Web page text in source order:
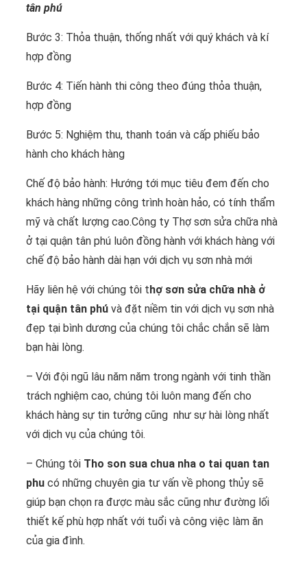
tân phú
Bước 3: Thỏa thuận, thống nhất với quý khách và kí
hợp đồng
Bước 4: Tiến hành thi công theo đúng thỏa thuận,
hợp đồng
Bước 5: Nghiệm thu, thanh toán và cấp phiếu bảo
hành cho khách hàng
Chế độ bảo hành: Hướng tới mục tiêu đem đến cho
khách hàng những công trình hoàn hảo, có tính thẩm
mỹ và chất lượng cao.Công ty Thợ sơn sửa chữa nhà
ở tại quận tân phú luôn đồng hành với khách hàng với
chế độ bảo hành dài hạn với dịch vụ sơn nhà mới
Hãy liên hệ với chúng tôi thợ sơn sửa chữa nhà ở
tại quận tân phú và đặt niềm tin với dịch vụ sơn nhà
đẹp tại bình dương của chúng tôi chắc chắn sẽ làm
bạn hài lòng.
– Với đội ngũ lâu năm năm trong ngành với tinh thần
trách nghiệm cao, chúng tôi luôn mang đến cho
khách hàng sự tin tưởng cũng như sự hài lòng nhất
với dịch vụ của chúng tôi.
– Chúng tôi Tho son sua chua nha o tai quan tan
phu có những chuyên gia tư vấn về phong thủy sẽ
giúp bạn chọn ra được màu sắc cũng như đường lối
thiết kế phù hợp nhất với tuổi và công việc làm ăn
của gia đình.